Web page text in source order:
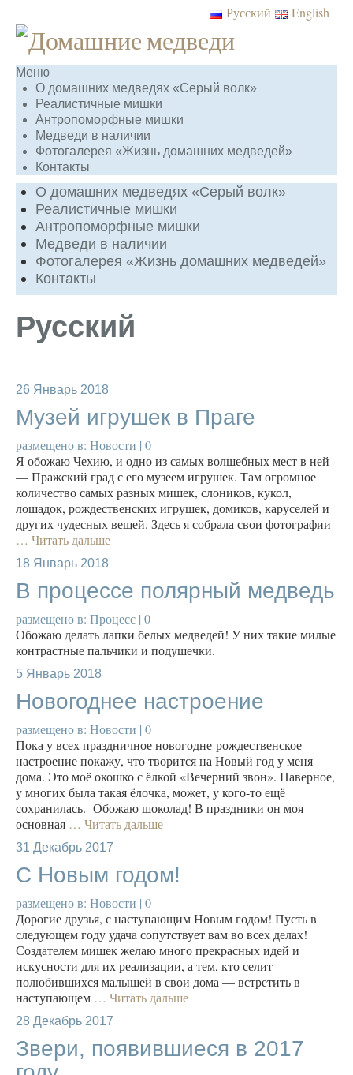
Русский English
Меню
О домашних медведях «Серый волк»
Реалистичные мишки
Антропоморфные мишки
Медведи в наличии
Фотогалерея «Жизнь домашних медведей»
Контакты
О домашних медведях «Серый волк»
Реалистичные мишки
Антропоморфные мишки
Медведи в наличии
Фотогалерея «Жизнь домашних медведей»
Контакты
Русский
26 Январь 2018
Музей игрушек в Праге
размещено в: Новости | 0
Я обожаю Чехию, и одно из самых волшебных мест в ней
— Пражский град с его музеем игрушек. Там огромное
количество самых разных мишек, слоников, кукол,
лошадок, рождественских игрушек, домиков, каруселей и
других чудесных вещей. Здесь я собрала свои фотографии
… Читать дальше
18 Январь 2018
В процессе полярный медведь
размещено в: Процесс | 0
Обожаю делать лапки белых медведей! У них такие милые
контрастные пальчики и подушечки.
5 Январь 2018
Новогоднее настроение
размещено в: Новости | 0
Пока у всех праздничное новогодне-рождественское
настроение покажу, что творится на Новый год у меня
дома. Это моё окошко с ёлкой «Вечерний звон». Наверное,
у многих была такая ёлочка, может, у кого-то ещё
сохранилась. Обожаю шоколад! В праздники он моя
основная … Читать дальше
31 Декабрь 2017
С Новым годом!
размещено в: Новости | 0
Дорогие друзья, с наступающим Новым годом! Пусть в
следующем году удача сопутствует вам во всех делах!
Создателем мишек желаю много прекрасных идей и
искусности для их реализации, а тем, кто селит
полюбившихся малышей в свои дома — встретить в
наступающем … Читать дальше
28 Декабрь 2017
Звери, появившиеся в 2017